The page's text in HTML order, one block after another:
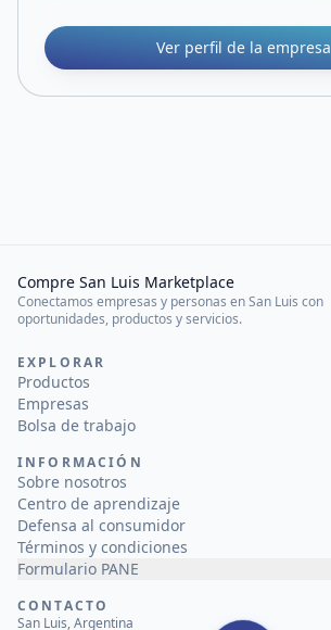
Ver perfil de la empresa
Compre San Luis Marketplace
Conectamos empresas y personas en San Luis con
oportunidades, productos y servicios.
EXPLORAR
Productos
Empresas
Bolsa de trabajo
INFORMACIÓN
Sobre nosotros
Centro de aprendizaje
Defensa al consumidor
Términos y condiciones
Formulario PANE
CONTACTO
San Luis, Argentina